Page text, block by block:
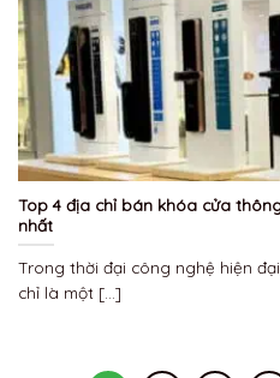
Top 4 địa chỉ bán khóa cửa
nhất
Trong thời đại công nghệ hiện
chỉ là một [...]